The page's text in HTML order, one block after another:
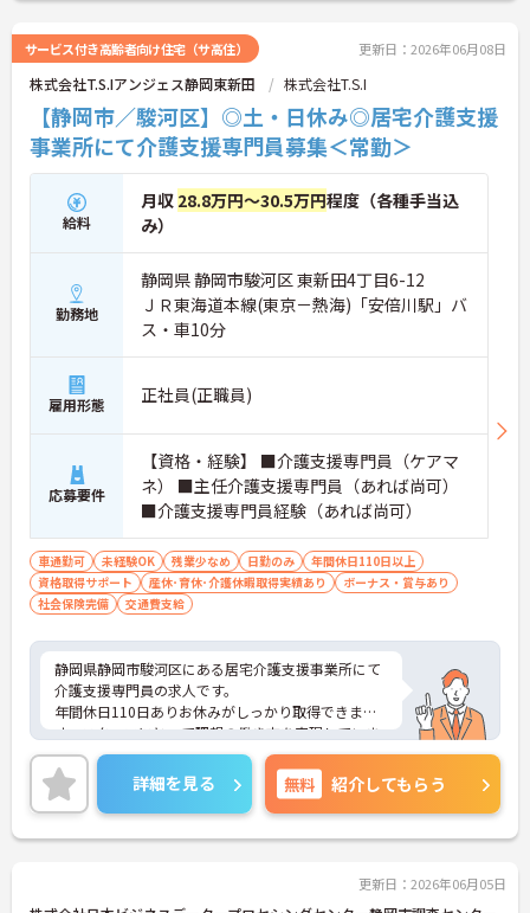
サービス付き高齢者向け住宅（サ高住） 更新日：2026年06月08日
株式会社T.S.Iアンジェス静岡東新田 株式会社T.S.I
【静岡市／駿河区】◎土・日休み◎居宅介護支援
事業所にて介護支援専門員募集＜常勤＞
給料
月収 28.8万円～30.5万円程度（各種手当込
み）
勤務地
静岡県 静岡市駿河区 東新田4丁目6-12
ＪＲ東海道本線(東京－熱海)「安倍川駅」バ
ス・車10分
雇用形態 正社員(正職員)
応募要件
【資格・経験】 ■介護支援専門員（ケアマ
ネ） ■主任介護支援専門員（あれば尚可）
■介護支援専門員経験（あれば尚可）
車通勤可 未経験OK 残業少なめ 日勤のみ
年間休日110日以上
資格取得サポート
産休･育休･介護休暇取得実績あり
ボーナス・賞与あり
社会保険完備
交通費支給
静岡県静岡市駿河区にある居宅介護支援事業所にて
介護支援専門員の求人です。
年間休日110日ありお休みがしっかり取得できま
す。スタッフにとって理想の働き方を実現していま
す♪
賞与は最大55万円の支給実績があり、高いモチベー
ションを保ってご就業頂けます♪
ご興味お持ちの方はお気軽にお問い合わせくださ
い！
詳細を見る 無料 紹介してもらう
更新日：2026年06月05日